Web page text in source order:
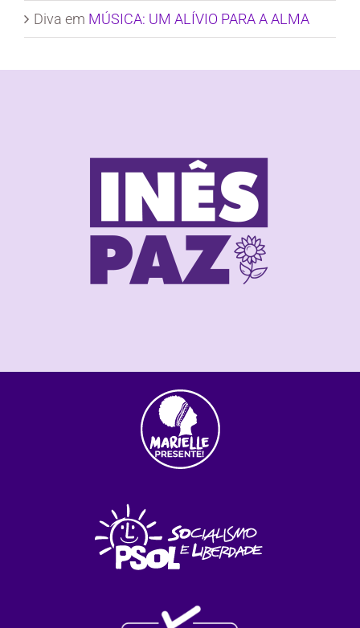
Diva em MÚSICA: UM ALÍVIO PARA A ALMA